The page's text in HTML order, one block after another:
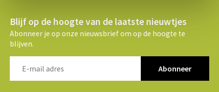
Blijf op de hoogte van de laatste nieuwtjes
Abonneer je op onze nieuwsbrief om op de hoogte te
blijven.
Abonneer